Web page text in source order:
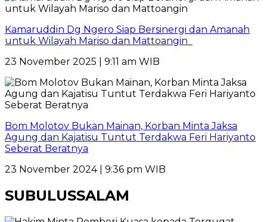
Kamaruddin Dg Ngero Siap Bersinergi dan Amanah
untuk Wilayah Mariso dan Mattoangin
23 November 2025 | 9:11 am WIB
Bom Molotov Bukan Mainan, Korban Minta Jaksa
Agung dan Kajatisu Tuntut Terdakwa Feri Hariyanto
Seberat Beratnya
23 November 2024 | 9:36 pm WIB
SUBULUSSALAM